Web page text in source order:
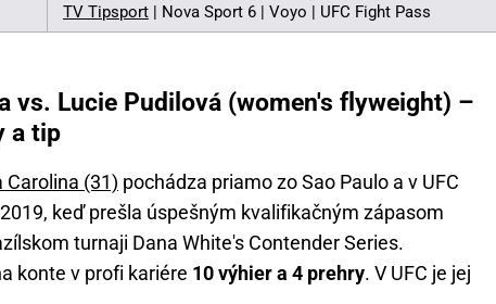
TV Tipsport | Nova Sport 6 | Voyo | UFC Fight Pass
vs. Lucie Pudilová (women's flyweight) –
a tip
Carolina (31) pochádza priamo zo Sao Paulo a v UFC
keď prešla úspešným kvalifikačným zápasom
turnaji Dana White's Contender Series.
konte v profi kariére 10 výhier a 4 prehry. V UFC je jej